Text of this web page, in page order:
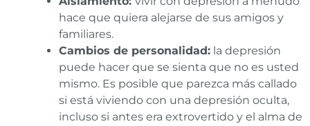
hace que quiera alejarse de sus amigos y
familiares.
Cambios de personalidad:la depresión
puede hacer que se sienta que no es usted
mismo. Es posible que parezca más callado
si está viviendo con una depresión oculta,
incluso si antes era extrovertido y el alma de